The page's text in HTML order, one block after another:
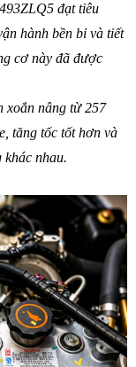
đạt tiêu
hành bền bỉ và tiết
cơ này đã được
xoắn nâng từ 257
tăng tốc tốt hơn và
khác nhau.